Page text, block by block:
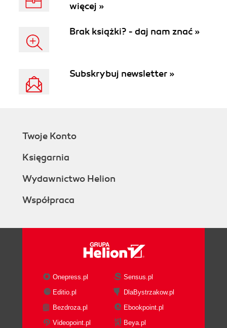
więcej »
Brak książki? - daj nam znać »
Subskrybuj newsletter »
Twoje Konto
Księgarnia
Wydawnictwo Helion
Współpraca
Onepress.pl
Sensus.pl
Editio.pl
DlaBystrzakow.pl
Bezdroza.pl
Ebookpoint.pl
Videopoint.pl
Beya.pl